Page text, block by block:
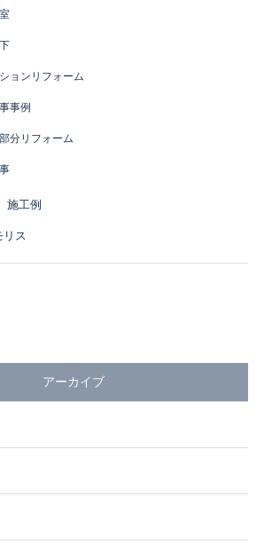
ョンリフォーム
事例
分リフォーム
工例
リス
アーカイブ